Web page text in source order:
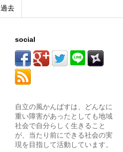
過去
social
自立の風かんばすは、どんなに
重い障害があったとしても地域
社会で自分らしく生きること
が、当たり前にできる社会の実
現を目指して活動しています。